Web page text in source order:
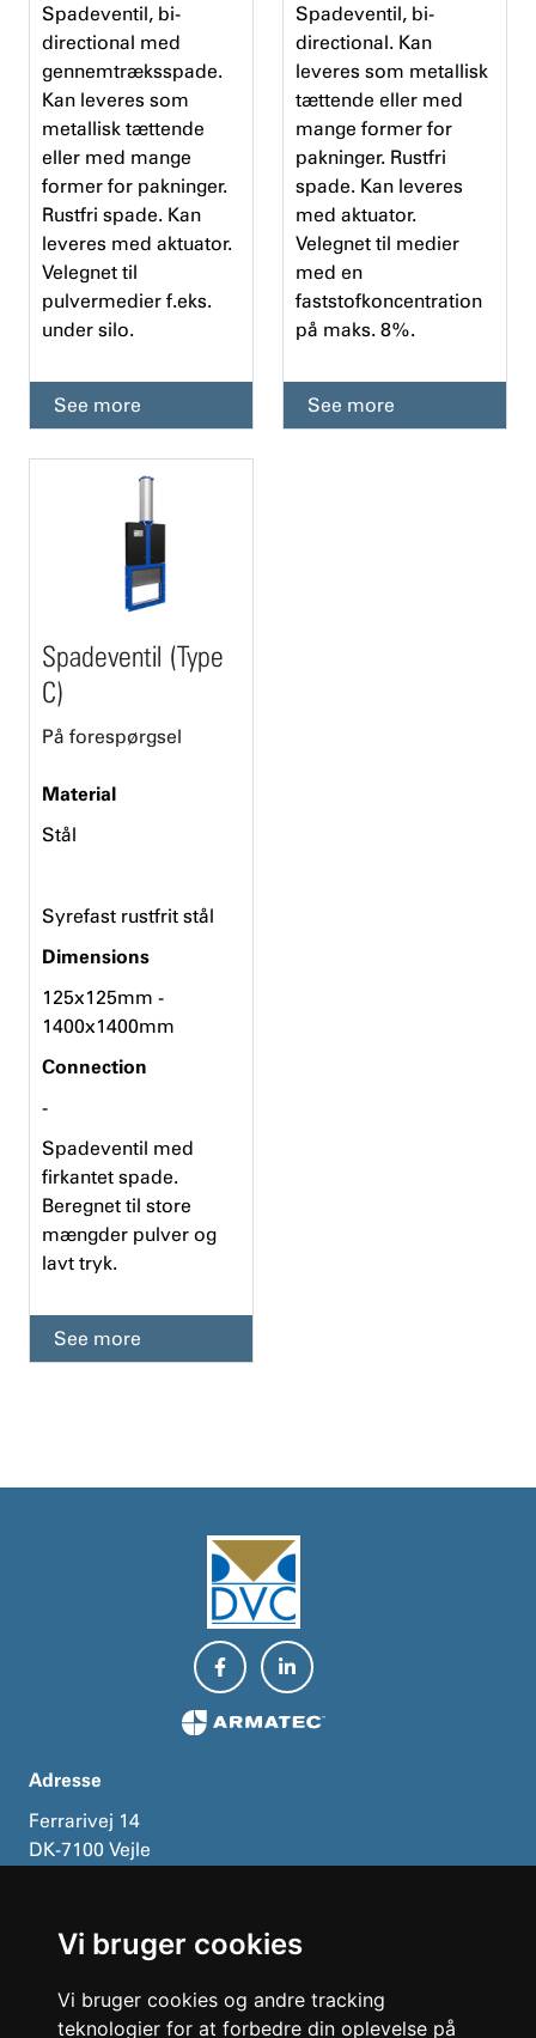
Vi bruger cookies
Vi bruger cookies og andre tracking
teknologier for at forbedre din oplevelse på
Spadeventil, bi-
directional med
gennemtræksspade.
Kan leveres som
metallisk tættende
eller med mange
former for pakninger.
Rustfri spade. Kan
leveres med aktuator.
Velegnet til
pulvermedier f.eks.
under silo.
See more
Spadeventil, bi-
directional. Kan
leveres som metallisk
tættende eller med
mange former for
pakninger. Rustfri
spade. Kan leveres
med aktuator.
Velegnet til medier
med en
faststofkoncentration
på maks. 8%.
See more
Spadeventil (Type
C)
På forespørgsel
Material
Stål
Syrefast rustfrit stål
Dimensions
125x125mm -
1400x1400mm
Connection
-
Spadeventil med
firkantet spade.
Beregnet til store
mængder pulver og
lavt tryk.
See more
Adresse
Ferrarivej 14
DK-7100 Vejle
Telefon:+45 75 72 33 00